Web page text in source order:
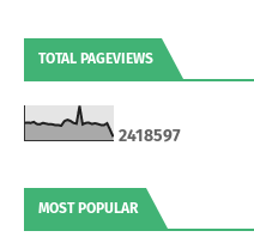
TOTAL PAGEVIEWS
2418597
MOST POPULAR